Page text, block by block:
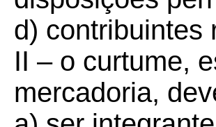
d) contribuintes
II – o curtume,
mercadoria,